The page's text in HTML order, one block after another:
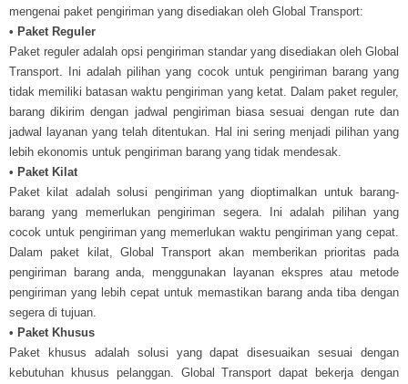
mengenai paket pengiriman yang disediakan oleh Global Transport:
• Paket Reguler
Paket reguler adalah opsi pengiriman standar yang disediakan oleh Global
Transport. Ini adalah pilihan yang cocok untuk pengiriman barang yang
tidak memiliki batasan waktu pengiriman yang ketat. Dalam paket reguler,
barang dikirim dengan jadwal pengiriman biasa sesuai dengan rute dan
jadwal layanan yang telah ditentukan. Hal ini sering menjadi pilihan yang
lebih ekonomis untuk pengiriman barang yang tidak mendesak.
• Paket Kilat
Paket kilat adalah solusi pengiriman yang dioptimalkan untuk barang-
barang yang memerlukan pengiriman segera. Ini adalah pilihan yang
cocok untuk pengiriman yang memerlukan waktu pengiriman yang cepat.
Dalam paket kilat, Global Transport akan memberikan prioritas pada
pengiriman barang anda, menggunakan layanan ekspres atau metode
pengiriman yang lebih cepat untuk memastikan barang anda tiba dengan
segera di tujuan.
• Paket Khusus
Paket khusus adalah solusi yang dapat disesuaikan sesuai dengan
kebutuhan khusus pelanggan. Global Transport dapat bekerja dengan